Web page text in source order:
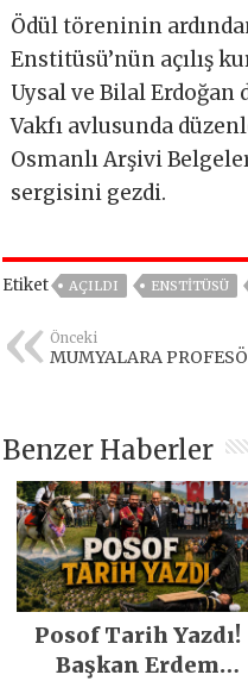
Ödül töreninin
Enstitüsü’nün açılış
Uysal ve Bilal Erdoğan
Vakfı avlusunda
Osmanlı Arşivi
sergisini gezdi.
Etiket AÇILDI ENSTITÜSÜ
Önceki
MUMYALARA
Benzer Haberler
Posof Tarih Yazdı!
Başkan Erdem